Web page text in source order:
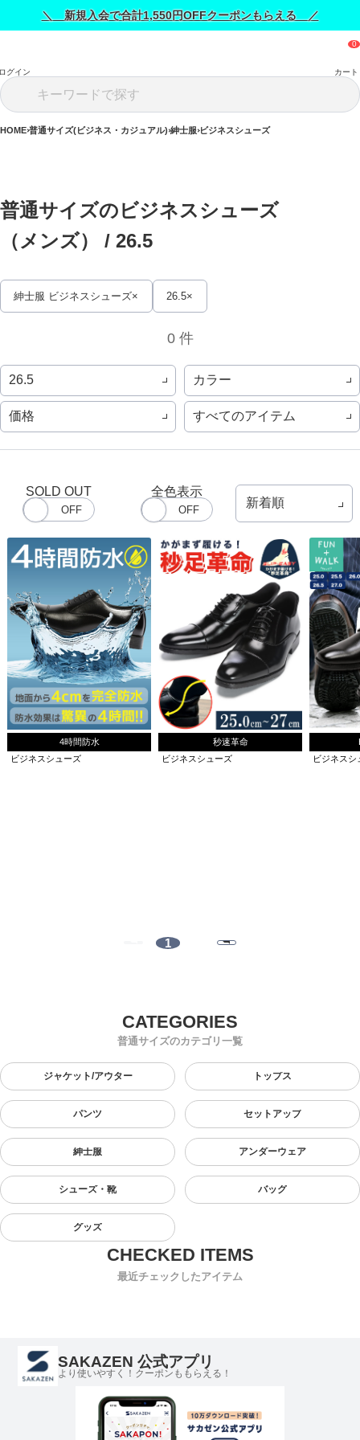
＼ 新規入会で合計1,550円OFFクーポンもらえる ／
グイン カート
HOME 普通サイズ(ビジネス・カジュアル) 紳士服 ビジネスシューズ
普通サイズのビジネスシューズ
（メンズ） / 26.5
紳士服 ビジネスシューズ 26.5
0 件
26.5 カラー
価格 すべてのアイテム
SOLD OUT 全色表示
4時間防水
ビジネスシューズ
秒速革命
ビジネスシューズ
ビジネスシ
1
普通サイズのカテゴリ一覧
ジャケット/アウター トップス
パンツ セットアップ
紳士服 アンダーウェア
シューズ・靴 バッグ
グッズ
最近チェックしたアイテム
SAKAZEN 公式アプリ
より使いやすく！クーポンももらえる！